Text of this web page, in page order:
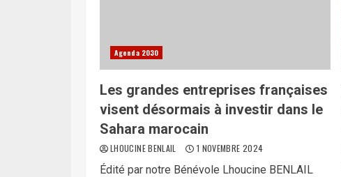
Agenda 2030
Les grandes entreprises françaises
visent désormais à investir dans le
Sahara marocain
LHOUCINE BENLAIL 1 NOVEMBRE 2024
Édité par notre Bénévole Lhoucine BENLAIL